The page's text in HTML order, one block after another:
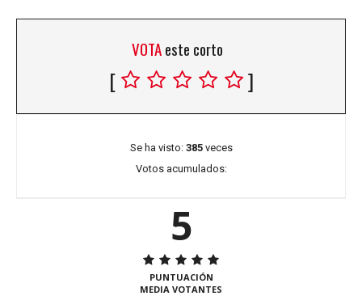
VOTAeste corto
[ ]
Se ha visto: 385veces
Votos acumulados:
5
PUNTUACIÓN
MEDIA VOTANTES